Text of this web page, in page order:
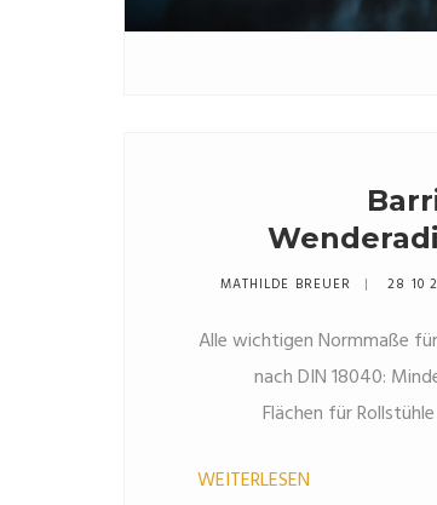
MATHILDE BREUER 28 10
Alle wichtigen Normmaße
nach DIN 18040:
Flächen für
WEITERLESEN